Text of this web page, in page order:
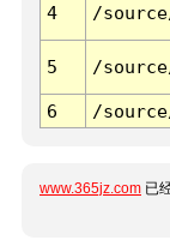
4 /
5 /
6 /
www.365jz.com 已